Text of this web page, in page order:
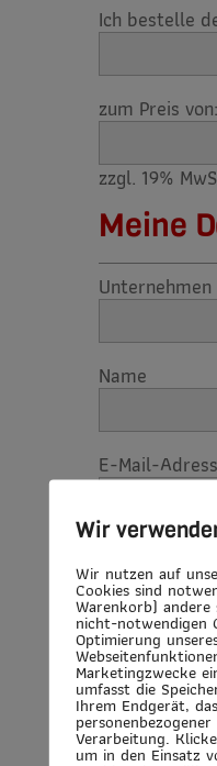
Ich bestelle
zum Preis von:
zzgl. 19%
Meine
Unternehmen
Name
E-Mail-
Straße und
Adresszusatz
Wir
Wir nutzen auf
Cookies sind
Warenkorb)
nicht-notwendigen
Optimierung
Marketingzwecke
umfasst die
Ihrem Endgerät,
Verarbeitung.
um in den Einsatz